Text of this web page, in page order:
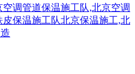
调管道保温施工队,北京空调
保温施工队北京保温施工,北